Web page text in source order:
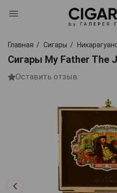
Главная Сигары
Сигары My Father The
Оставить отзыв